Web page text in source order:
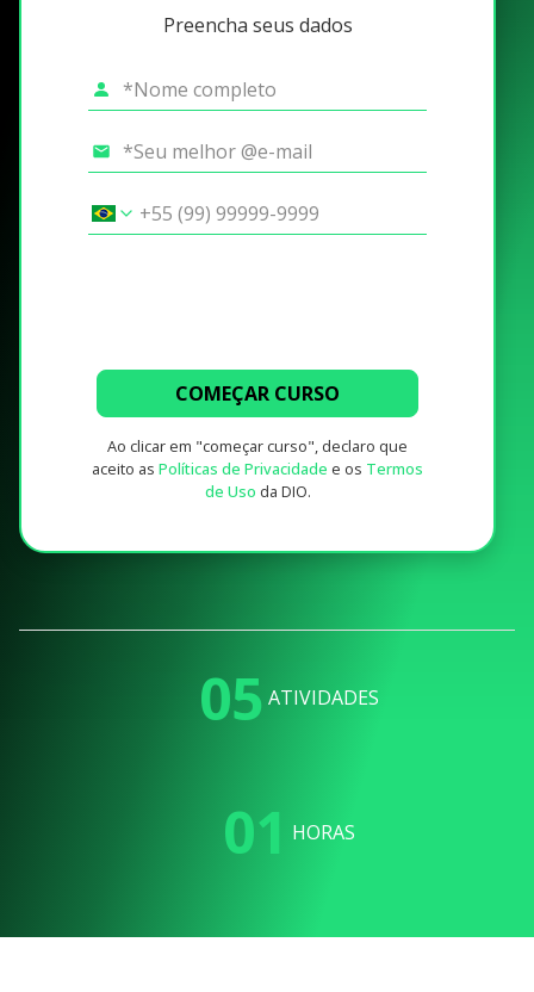
Preencha seus dados
COMEÇAR CURSO
Ao clicar em "começar curso", declaro que
aceito as Políticas de Privacidade e os Termos
de Uso da DIO.
05 ATIVIDADES
01 HORAS